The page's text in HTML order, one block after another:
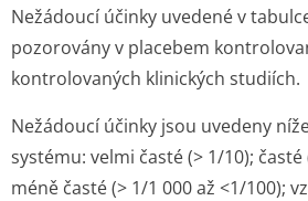
Nežádoucí účinky uvedené v
pozorovány v placebem
kontrolovaných klinických studiích.
Nežádoucí účinky jsou uvedeny
systému: velmi časté (> 1/10); časté
méně časté (> 1/1 000 až <1/100);